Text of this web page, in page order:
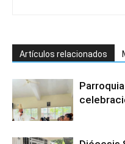
Artículos relacionados